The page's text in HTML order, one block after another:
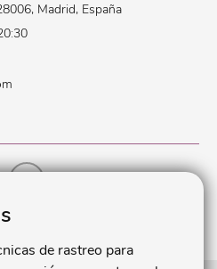
de rastreo para
, Madrid, España